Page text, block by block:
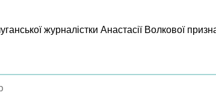
журналістки Анастасії Волкової